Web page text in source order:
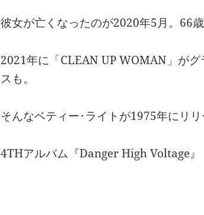
彼女が亡くなったのが2020年5月。66歳
2021年に「CLEAN UP WOMAN」が
スも。
そんなベティー･ライトが1975年にリ
4THアルバム『Danger High Voltage』